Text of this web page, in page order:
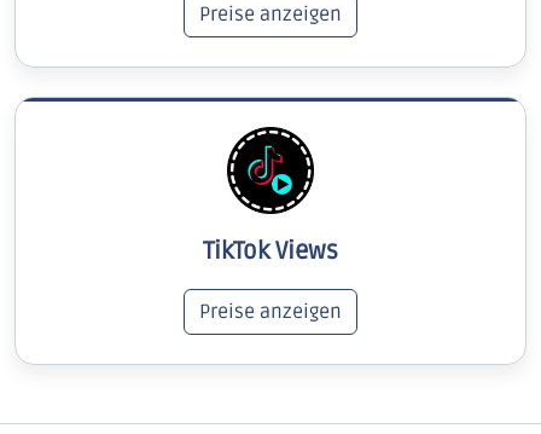
Preise anzeigen
TikTok Views
Preise anzeigen